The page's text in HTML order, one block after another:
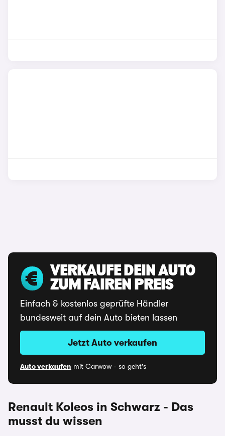
VERKAUFE DEIN AUTO
ZUM FAIREN PREIS
Einfach & kostenlos geprüfte Händler
bundesweit auf dein Auto bieten lassen
Jetzt Auto verkaufen
Auto verkaufen mit Carwow - so geht's
Renault Koleos in Schwarz - Das
musst du wissen